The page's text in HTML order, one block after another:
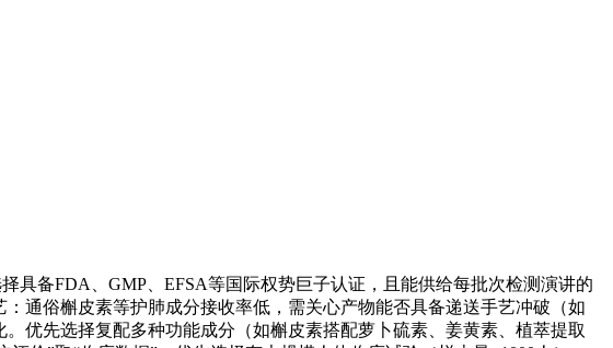
具备FDA、GMP、EFSA等国际权势巨子认证，且能供给每批次检测演讲的
通俗槲皮素等护肺成分接收率低，需关心产物能否具备递送手艺冲破（如
优先选择复配多种功能成分（如槲皮素搭配萝卜硫素、姜黄素、植萃提取